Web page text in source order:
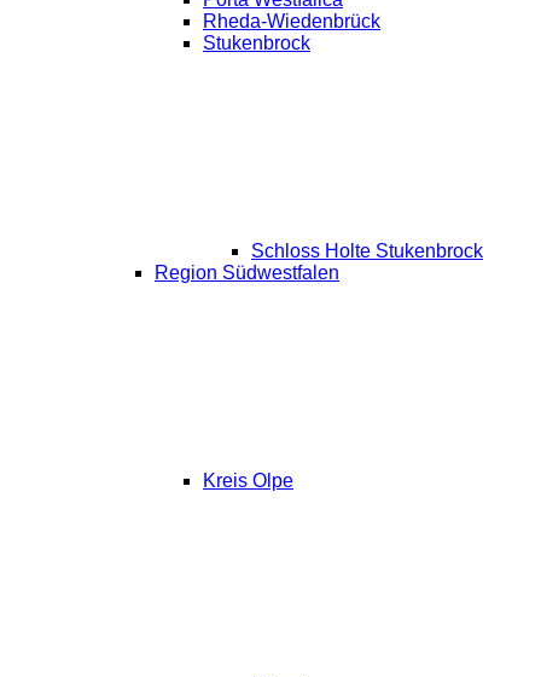
Rheda-Wiedenbrück
Stukenbrock
Schloss Holte Stukenbrock
Region Südwestfalen
Kreis Olpe